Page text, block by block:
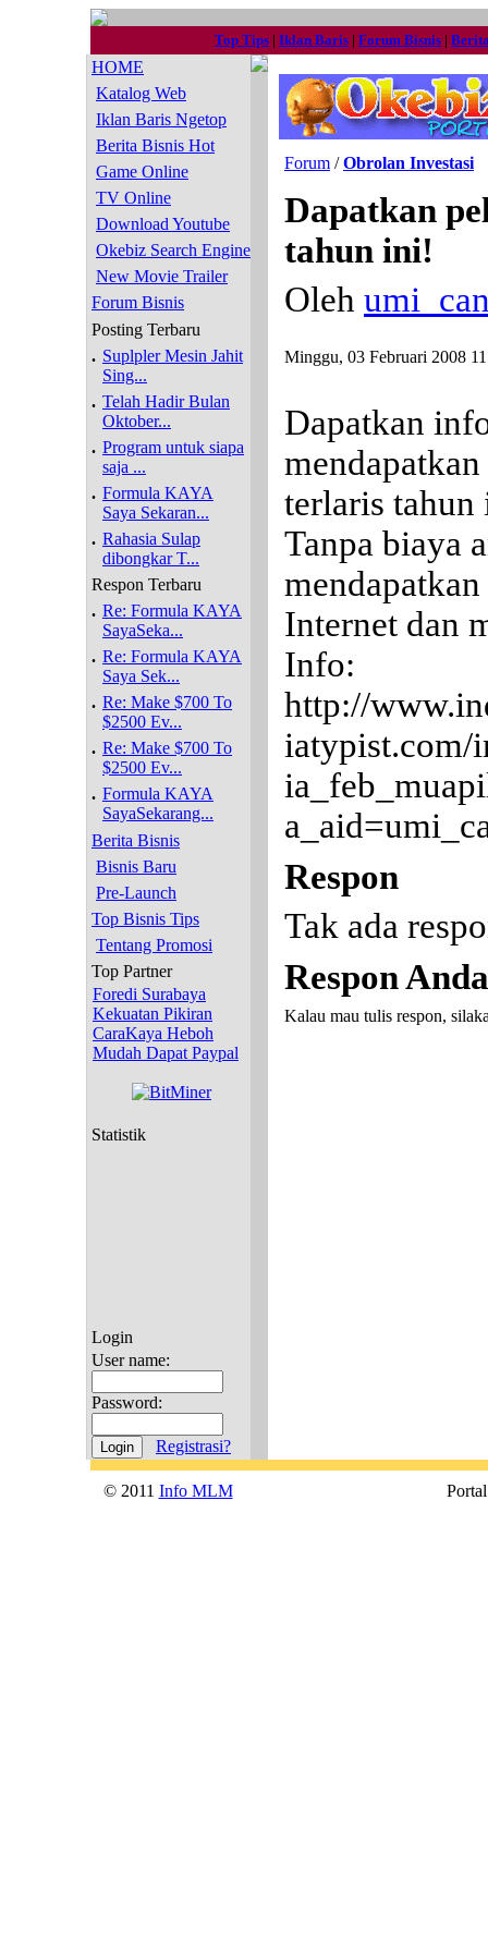
Top Tips | Iklan Baris | Forum Bisnis |
HOME
Katalog Web
Iklan Baris Ngetop
Berita Bisnis Hot
Game Online
TV Online
Download Youtube
Okebiz Search Engine
New Movie Trailer
Forum Bisnis
Posting Terbaru
. Suplpler Mesin Jahit
Sing...
. Telah Hadir Bulan
Oktober...
. Program untuk siapa
saja ...
. Formula KAYA
Saya Sekaran...
. Rahasia Sulap
dibongkar T...
Respon Terbaru
. Re: Formula KAYA
SayaSeka...
. Re: Formula KAYA
Saya Sek...
. Re: Make $700 To
$2500 Ev...
. Re: Make $700 To
$2500 Ev...
. Formula KAYA
SayaSekarang...
Berita Bisnis
Bisnis Baru
Pre-Launch
Top Bisnis Tips
Tentang Promosi
Top Partner
Foredi Surabaya
Kekuatan Pikiran
CaraKaya Heboh
Mudah Dapat Paypal
Statistik
Login
User name:
Password:
Registrasi?
Forum /Obrolan Investasi
Dapatkan
tahun ini!
Oleh
Minggu, 03 Februari 2008
Dapatkan
terlaris
Tanpa biaya
Internet dan
Info:
http://
iatypist.com/
Respon
Tak ada
Respon
Kalau mau tulis respon,
© 2011 Info MLM